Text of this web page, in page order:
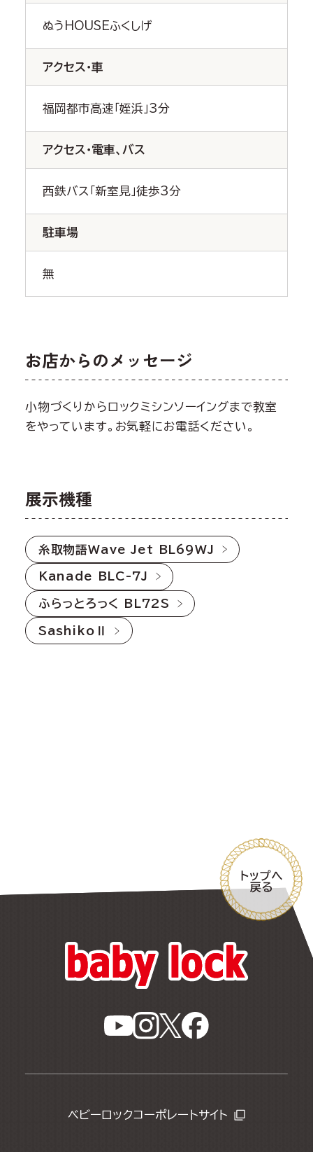
ぬうHOUSEふくしげ
アクセス・車
福岡都市高速「姪浜」3分
アクセス・電車、バス
西鉄バス「新室見」徒歩3分
駐車場
無
お店からのメッセージ
小物づくりからロックミシンソーイングまで教室
をやっています。お気軽にお電話ください。
展示機種
糸取物語Wave Jet BL69WJ
Kanade BLC-7J
ふらっとろっく BL72S
SashikoⅡ
ベビーロックコーポレートサイト